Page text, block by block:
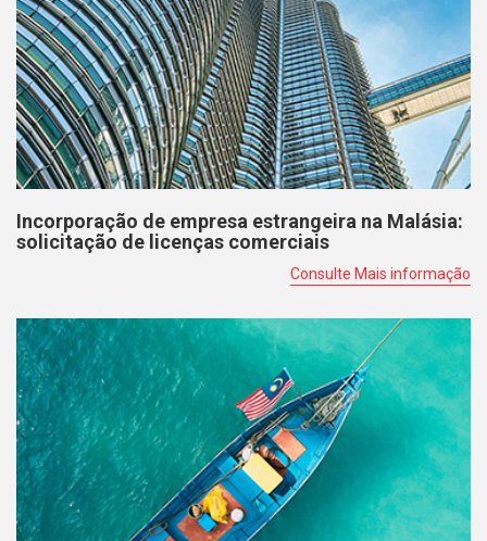
Incorporação de empresa estrangeira na Malásia:
solicitação de licenças comerciais
Consulte Mais informação